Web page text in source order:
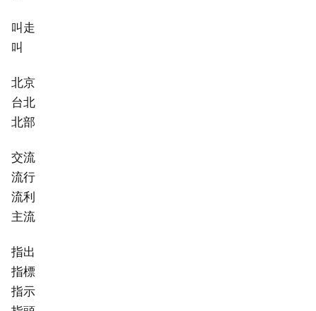
叫走
叫
北京
台北
北部
交流
流行
流利
主流
指出
指標
指示